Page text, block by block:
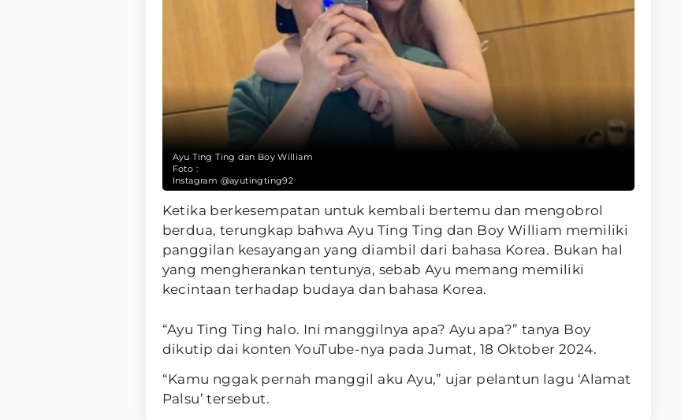
Ayu Ting Ting dan Boy William
Foto :
Instagram @ayutingting92
Ketika berkesempatan untuk kembali bertemu dan mengobrol
berdua, terungkap bahwa Ayu Ting Ting dan Boy William memiliki
panggilan kesayangan yang diambil dari bahasa Korea. Bukan hal
yang mengherankan tentunya, sebab Ayu memang memiliki
kecintaan terhadap budaya dan bahasa Korea.
“Ayu Ting Ting halo. Ini manggilnya apa? Ayu apa?” tanya Boy
dikutip dai konten YouTube-nya pada Jumat, 18 Oktober 2024.
“Kamu nggak pernah manggil aku Ayu,” ujar pelantun lagu ‘Alamat
Palsu’ tersebut.